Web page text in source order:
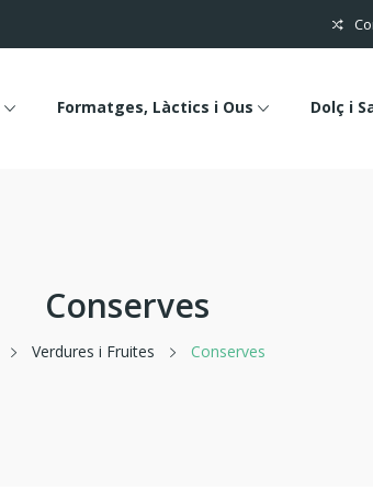
Formatges, Làctics i Ous Dolç i
Conserves
Verdures i Fruites Conserves